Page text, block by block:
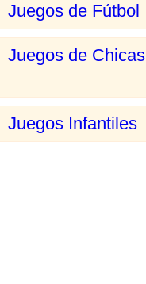
Juegos de Fútbol
Juegos de Chicas
Juegos Infantiles